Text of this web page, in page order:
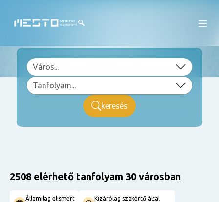
keresés
2508 elérhető tanfolyam 30 városban
Államilag elismert
Kizárólag szakértő által